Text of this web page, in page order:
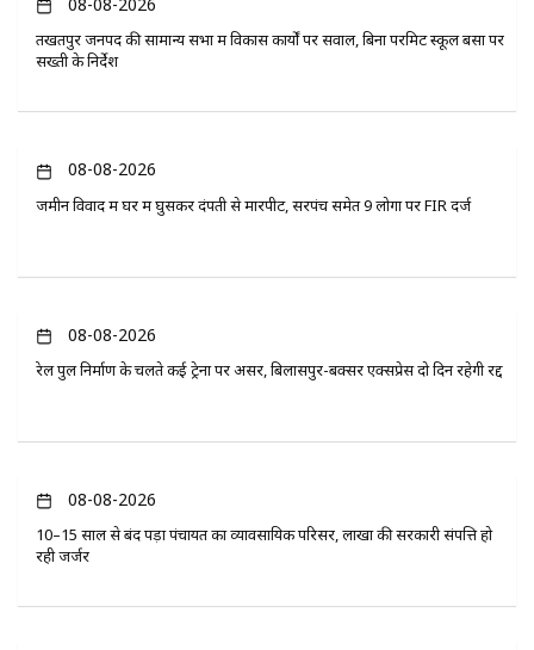
तखतपुर जनपद की सामान्य सभा में विकास कार्यों पर सवाल, बिना परमिट स्कूल बसों पर
सख्ती के निर्देश
08-08-2026
जमीन विवाद में घर में घुसकर दंपती से मारपीट, सरपंच समेत 9 लोगों पर FIR दर्ज
08-08-2026
रेल पुल निर्माण के चलते कई ट्रेनों पर असर, बिलासपुर-बक्सर एक्सप्रेस दो दिन रहेगी रद्द
08-08-2026
10–15 साल से बंद पड़ा पंचायत का व्यावसायिक परिसर, लाखों की सरकारी संपत्ति हो
रही जर्जर